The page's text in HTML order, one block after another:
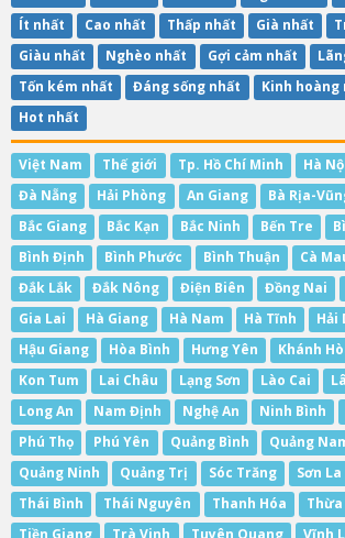
Ít nhất
Cao nhất Thấp nhất Già nhất
Giàu nhất
Nghèo nhất Gợi cảm nhất
Tốn kém nhất
Đáng sống nhất Kinh hoàng
Hot nhất
Việt Nam Thế giới Tp. Hồ Chí Minh Hà
Đà Nẵng
Hải Phòng An Giang Bà Rịa-
Bắc Giang
Bắc Kạn Bắc Ninh Bến Tre
Bình Định
Bình Phước Bình Thuận Cà
Đắk Lắk
Đắk Nông Điện Biên Đồng Nai
Gia Lai
Hà Giang Hà Nam Hà Tĩnh
Hải
Hậu Giang
Hòa Bình Hưng Yên Khánh
Kon Tum
Lai Châu Lạng Sơn Lào Cai
Long An
Nam Định Nghệ An Ninh Bình
Phú Thọ
Phú Yên Quảng Bình Quảng
Quảng Ninh
Quảng Trị Sóc Trăng Sơn La
Thái Bình
Thái Nguyên Thanh Hóa